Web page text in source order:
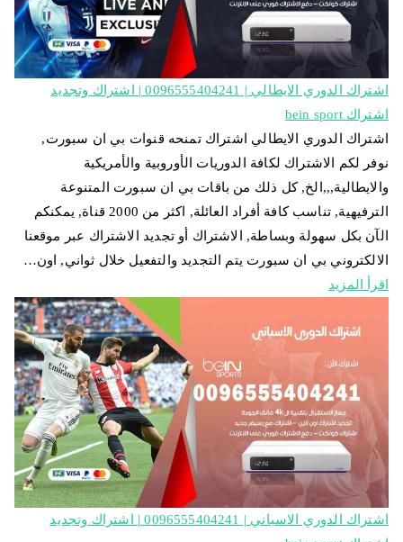
اشتراك الدوري الايطالي | 0096555404241 | اشتراك وتجديد
اشتراك bein sport
اشتراك الدوري الايطالي اشتراك تمنحه قنوات بي ان سبورت,
نوفر لكم الاشتراك لكافة الدوريات الأوروبية والأمريكية
والايطالية,,,الخ, كل ذلك من باقات بي ان سبورت المتنوعة
الترفيهية, تناسب كافة أفراد العائلة, اكثر من 2000 قناة, يمكنكم
الآن بكل سهولة وبساطة, الاشتراك أو تجديد الاشتراك عبر موقعنا
الالكتروني بي ان سبورت يتم التجديد والتفعيل خلال ثواني, اون…
اقرأ المزيد
اشتراك الدوري الاسباني | 0096555404241 | اشتراك وتجديد